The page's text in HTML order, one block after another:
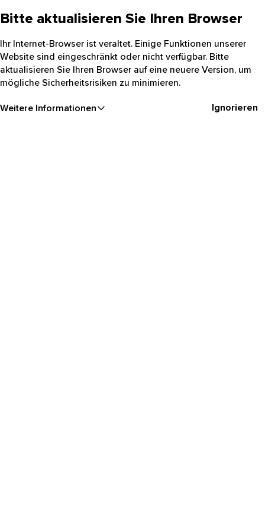
Bitte aktualisieren Sie Ihren Browser
Ihr Internet-Browser ist veraltet. Einige Funktionen unserer
Website sind eingeschränkt oder nicht verfügbar. Bitte
aktualisieren Sie Ihren Browser auf eine neuere Version, um
mögliche Sicherheitsrisiken zu minimieren.
Weitere Informationen Ignorieren